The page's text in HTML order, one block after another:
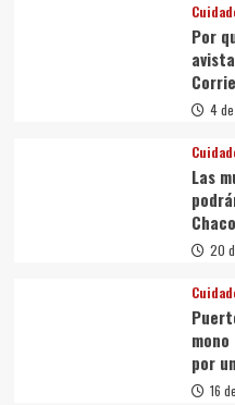
Por
4
Las
Chaco
20
por
16